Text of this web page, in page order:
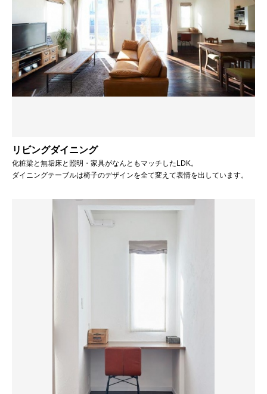
リビングダイニング
化粧梁と無垢床と照明・家具がなんともマッチしたLDK。
ダイニングテーブルは椅子のデザインを全て変えて表情を出しています。